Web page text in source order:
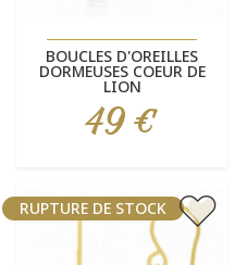
BOUCLES D'OREILLES
DORMEUSES COEUR DE
LION
Prix
49 €
RUPTURE DE STOCK